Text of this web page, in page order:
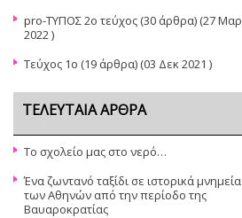
pro-ΤΥΠΟΣ 2ο τεύχος (30 άρθρα) (27 Μαρ
2022 )
Τεύχος 1ο (19 άρθρα) (03 Δεκ 2021 )
ΤΕΛΕΥΤΑΊΑ ΆΡΘΡΑ
Το σχολείο μας στο νερό…
Ένα ζωντανό ταξίδι σε ιστορικά μνημεία
των Αθηνών από την περίοδο της
Βαυαροκρατίας